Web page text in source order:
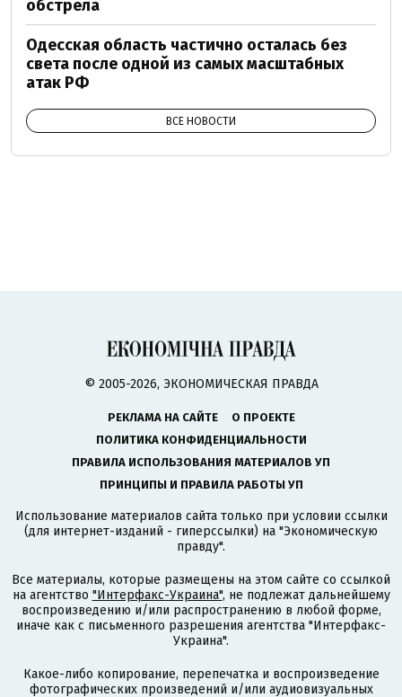
обстрела
Одесская область частично осталась без
света после одной из самых масштабных
атак РФ
ВСЕ НОВОСТИ
© 2005-2026, ЭКОНОМИЧЕСКАЯ ПРАВДА
РЕКЛАМА НА САЙТЕ
О ПРОЕКТЕ
ПОЛИТИКА КОНФИДЕНЦИАЛЬНОСТИ
ПРАВИЛА ИСПОЛЬЗОВАНИЯ МАТЕРИАЛОВ УП
ПРИНЦИПЫ И ПРАВИЛА РАБОТЫ УП
Использование материалов сайта только при условии ссылки
(для интернет-изданий - гиперссылки) на "Экономическую
правду".
Все материалы, которые размещены на этом сайте со ссылкой
на агентство "Интерфакс-Украина", не подлежат дальнейшему
воспроизведению и/или распространению в любой форме,
иначе как с письменного разрешения агентства "Интерфакс-
Украина".
Какое-либо копирование, перепечатка и воспроизведение
фотографических произведений и/или аудиовизуальных